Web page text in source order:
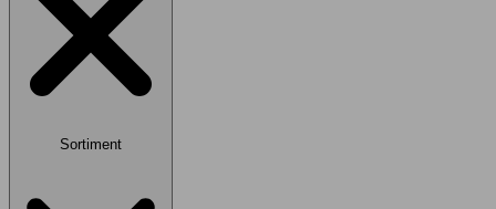
Sortiment